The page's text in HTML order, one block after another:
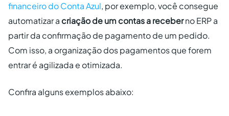
financeiro do Conta Azul, por exemplo, você consegue
automatizar a criação de um contas a receberno ERP a
partir da confirmação de pagamento de um pedido.
Com isso, a organização dos pagamentos que forem
entrar é agilizada e otimizada.
Confira alguns exemplos abaixo: